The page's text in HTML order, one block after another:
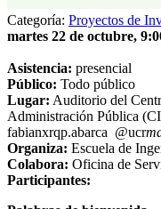
Categoría: Proyectos de
martes 22 de octubre,
Asistencia: presencial
Público: Todo público
Lugar: Auditorio del
Administración Pública
fabianxrqp.abarca @ucr
Organiza: Escuela de
Colabora: Oficina de
Participantes: